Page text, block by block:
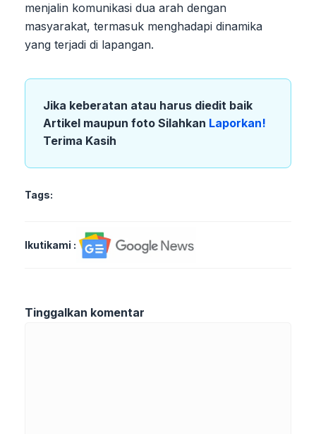
menjalin komunikasi dua arah dengan
masyarakat, termasuk menghadapi dinamika
yang terjadi di lapangan.
Jika keberatan atau harus diedit baik
Artikel maupun foto Silahkan Laporkan!
Terima Kasih
Tags:
Ikutikami :
Tinggalkan komentar